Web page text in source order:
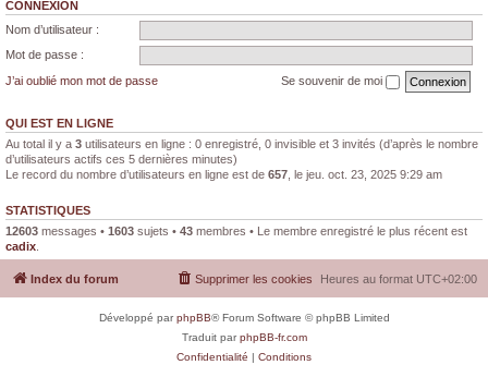
CONNEXION
Nom d’utilisateur :
Mot de passe :
J’ai oublié mon mot de passe
Se souvenir de moi
QUI EST EN LIGNE
Au total il y a 3 utilisateurs en ligne : 0 enregistré, 0 invisible et 3 invités (d’après le nombre
d’utilisateurs actifs ces 5 dernières minutes)
Le record du nombre d’utilisateurs en ligne est de 657 , le jeu. oct. 23, 2025 9:29 am
STATISTIQUES
12603 messages • 1603 sujets • 43 membres • Le membre enregistré le plus récent est
cadix
Index du forum Heures au format UTC+02:00
Supprimer les cookies
Développé parphpBB® Forum Software © phpBB Limited
Traduit parphpBB-fr.com
Confidentialité | Conditions